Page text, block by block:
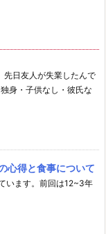
先日友人が失業したんで
身・子供なし・彼氏な
心得と食事について
います。前回は12~3年